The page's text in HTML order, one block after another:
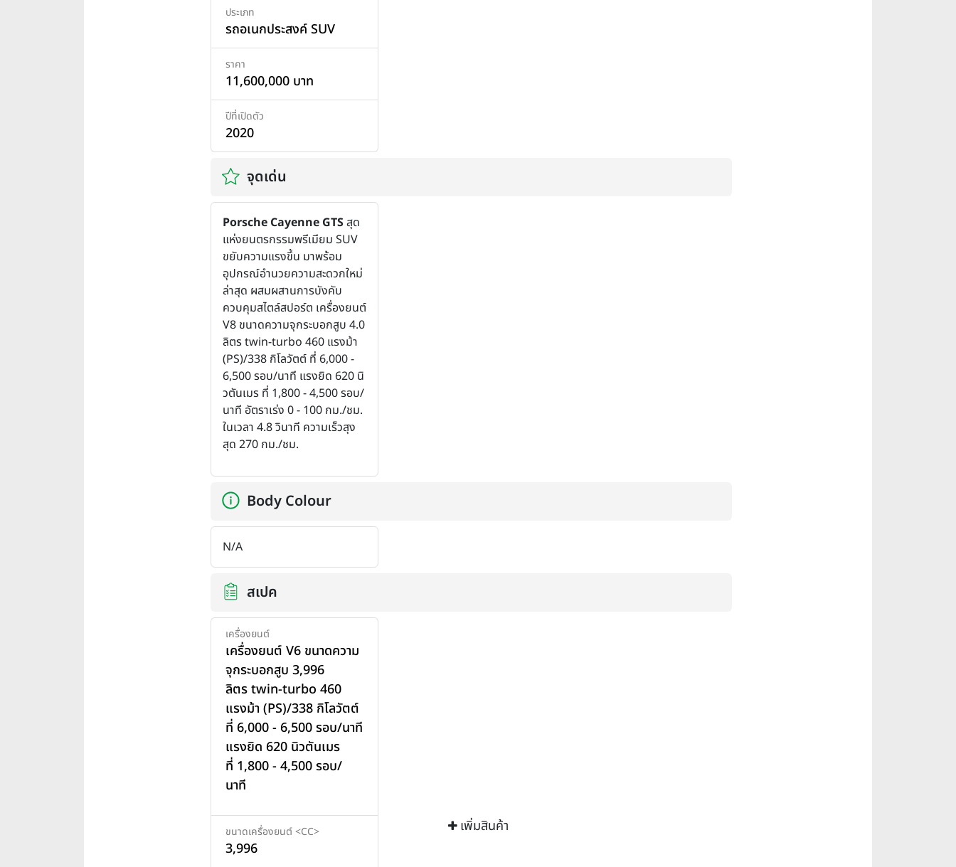
เพิ่มสินค้า
ประเภท
รถอเนกประสงค์ SUV
ราคา
11,600,000 บาท
ปีที่เปิดตัว
2020
จุดเด่น
Porsche Cayenne GTSสุด
แห่งยนตรกรรมพรีเมียม SUV
ขยับความแรงขึ้น มาพร้อม
อุปกรณ์อำนวยความสะดวกใหม่
ล่าสุด ผสมผสานการบังคับ
ควบคุมสไตล์สปอร์ต เครื่องยนต์
V8 ขนาดความจุกระบอกสูบ 4.0
ลิตร twin-turbo 460 แรงม้า
(PS)/338 กิโลวัตต์ ที่ 6,000 -
6,500 รอบ/นาที แรงยิด 620 นิ
วตันเมร ที่ 1,800 - 4,500 รอบ/
นาที อัตราเร่ง 0 - 100 กม./ชม.
ในเวลา 4.8 วินาที ความเร็วสุง
สุด 270 กม./ชม.
Body Colour
N/A
สเปค
เครื่องยนต์
เครื่องยนต์ V6 ขนาดความ
จุกระบอกสูบ 3,996
ลิตร twin-turbo 460
แรงม้า (PS)/338 กิโลวัตต์
ที่ 6,000 - 6,500 รอบ/นาที
แรงยิด 620 นิวตันเมร
ที่ 1,800 - 4,500 รอบ/
นาที
ขนาดเครื่องยนต์ <CC>
3,996